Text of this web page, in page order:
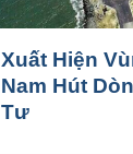
Xuất Hiện
Nam Hút
Tư